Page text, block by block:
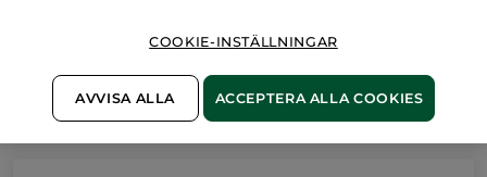
Hitta rätt hårvårdsrutin
en djungel. Vilken tur då att du lätt kan göra vårt hårtest och
se vilka produkter som vi på Yves Rocher rekommenderar för
just ditt hår. Alla hår är olika och kan ha olika behov och
hårets aktuella kvalité. Oavsett om håret är färgat, torrt,
COOKIE-INSTÄLLNINGAR
AVVISA ALLA ACCEPTERA ALLA COOKIES